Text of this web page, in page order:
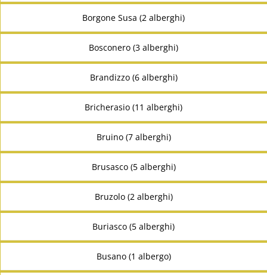
Borgone Susa (2 alberghi)
Bosconero (3 alberghi)
Brandizzo (6 alberghi)
Bricherasio (11 alberghi)
Bruino (7 alberghi)
Brusasco (5 alberghi)
Bruzolo (2 alberghi)
Buriasco (5 alberghi)
Busano (1 albergo)